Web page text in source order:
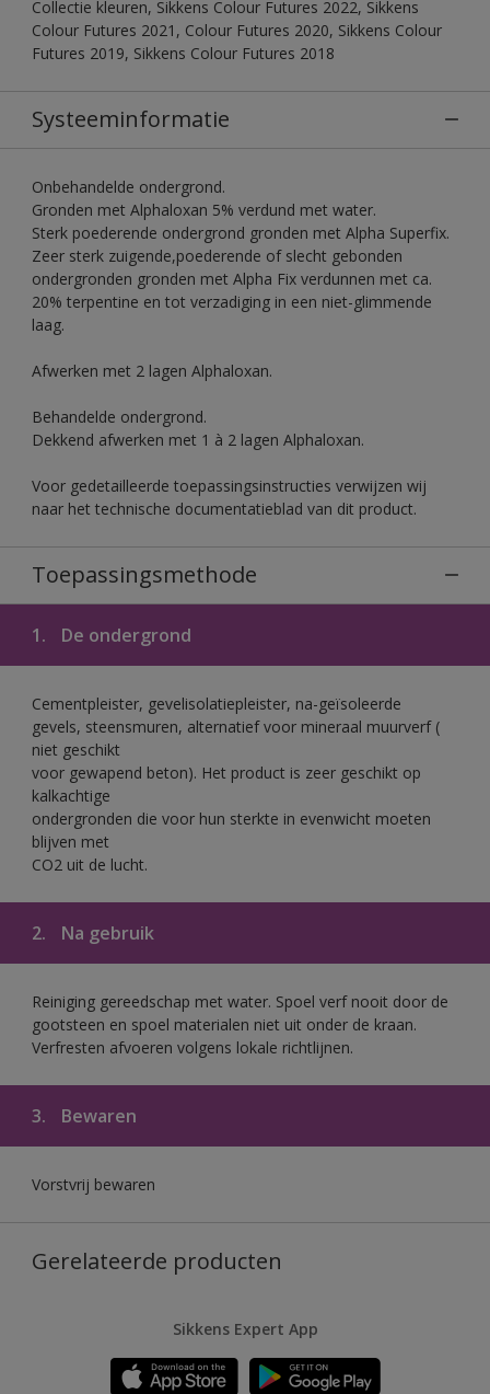
Collectie kleuren, Sikkens Colour Futures 2022, Sikkens
Colour Futures 2021, Colour Futures 2020, Sikkens Colour
Futures 2019, Sikkens Colour Futures 2018
Systeeminformatie
Onbehandelde ondergrond.
Gronden met Alphaloxan 5% verdund met water.
Sterk poederende ondergrond gronden met Alpha Superfix.
Zeer sterk zuigende,poederende of slecht gebonden
ondergronden gronden met Alpha Fix verdunnen met ca.
20% terpentine en tot verzadiging in een niet-glimmende
laag.
Afwerken met 2 lagen Alphaloxan.
Behandelde ondergrond.
Dekkend afwerken met 1 à 2 lagen Alphaloxan.
Voor gedetailleerde toepassingsinstructies verwijzen wij
naar het technische documentatieblad van dit product.
Toepassingsmethode
1. De ondergrond
Cementpleister, gevelisolatiepleister, na-geïsoleerde
gevels, steensmuren, alternatief voor mineraal muurverf (
niet geschikt
voor gewapend beton). Het product is zeer geschikt op
kalkachtige
ondergronden die voor hun sterkte in evenwicht moeten
blijven met
CO2 uit de lucht.
2. Na gebruik
Reiniging gereedschap met water. Spoel verf nooit door de
gootsteen en spoel materialen niet uit onder de kraan.
Verfresten afvoeren volgens lokale richtlijnen.
3. Bewaren
Vorstvrij bewaren
Gerelateerde producten
Sikkens Expert App